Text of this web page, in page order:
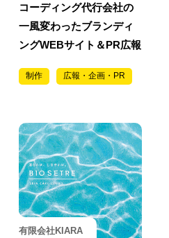
コーディング代行会社の
一風変わったブランディ
ングWEBサイト＆PR広報
制作 広報・企画・PR
有限会社KIARA